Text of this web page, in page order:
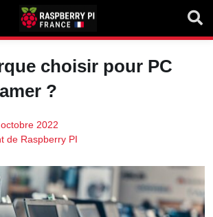
choisir pour PC
?
2022
de Raspberry PI